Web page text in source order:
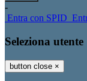
-
Entra con SPID
Seleziona utente
button close ×